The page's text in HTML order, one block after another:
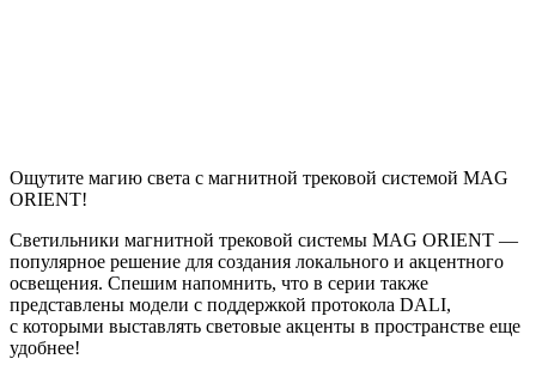
Ощутите магию света с магнитной трековой системой MAG
ORIENT!
Светильники магнитной трековой системы MAG ORIENT —
популярное решение для создания локального и акцентного
освещения. Спешим напомнить, что в серии также
представлены модели с поддержкой протокола DALI,
с которыми выставлять световые акценты в пространстве еще
удобнее!